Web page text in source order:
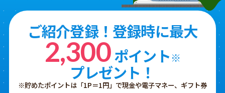
ご紹介登録！登録時に最大
2,300ポイント※
プレゼント！
※貯めたポイントは「1P＝1円」で現金や電子マネー、ギフト券